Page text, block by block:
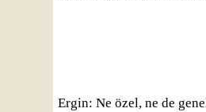
Ergin: Ne özel, ne de